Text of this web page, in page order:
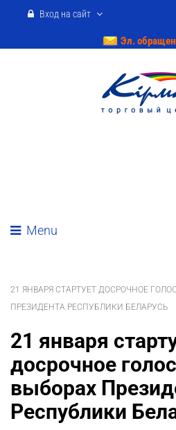
Вход на сайт
Эл.
Menu
21 ЯНВАРЯ СТАРТУЕТ ДОСРОЧНОЕ
ПРЕЗИДЕНТА РЕСПУБЛИКИ БЕЛАРУСЬ
21 января
досрочное
выборах
Республики